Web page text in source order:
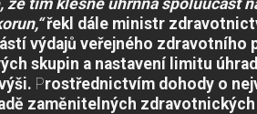
že tím klesne úhrnná spoluúčast
řekl dále ministr
výdajů veřejného zdravotního
skupin a nastavení limitu
Prostřednictvím dohody o
zaměnitelných